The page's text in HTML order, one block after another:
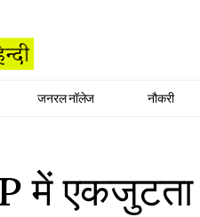
जनरल नॉलेज नौकरी
में